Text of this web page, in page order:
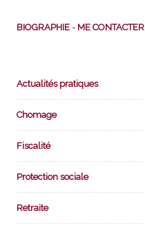
BIOGRAPHIE - ME CONTACTER
Actualités pratiques
Chomage
Fiscalité
Protection sociale
Retraite